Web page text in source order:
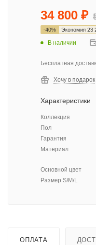
34 800 ₽
-40% Экономия 23
В наличии
Бесплатная
Хочу в подарок
Характеристики
Коллекция
Пол
Гарантия
Материал
Основной цвет
Размер S/M/L
ОПЛАТА